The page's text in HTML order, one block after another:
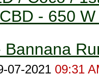
- 650
Bannana
07-2021 09:31